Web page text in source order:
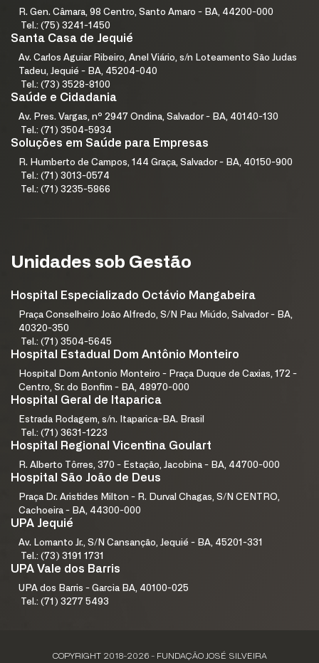
R. Gen. Câmara, 98 Centro, Santo Amaro - BA, 44200-000
Tel.: (75) 3241-1450
Santa Casa de Jequié
Av. Carlos Aguiar Ribeiro, Anel Viário, s/n Loteamento São Judas
Tadeu, Jequié - BA, 45204-040
Tel.: (73) 3528-8100
Saúde e Cidadania
Av. Pres. Vargas, nº 2947 Ondina, Salvador - BA, 40140-130
Tel.: (71) 3504-5934
Soluções em Saúde para Empresas
R. Humberto de Campos, 144 Graça, Salvador - BA, 40150-900
Tel.: (71) 3013-0574
Tel.: (71) 3235-5866
Unidades sob Gestão
Hospital Especializado Octávio Mangabeira
Praça Conselheiro João Alfredo, S/N Pau Miúdo, Salvador - BA,
40320-350
Tel.: (71) 3504-5645
Hospital Estadual Dom Antônio Monteiro
Hospital Dom Antonio Monteiro - Praça Duque de Caxias, 172 -
Centro, Sr. do Bonfim - BA, 48970-000
Hospital Geral de Itaparica
Estrada Rodagem, s/n. Itaparica-BA. Brasil
Tel.: (71) 3631-1223
Hospital Regional Vicentina Goulart
R. Alberto Tôrres, 370 - Estação, Jacobina - BA, 44700-000
Hospital São João de Deus
Praça Dr. Aristides Milton - R. Durval Chagas, S/N CENTRO,
Cachoeira - BA, 44300-000
UPA Jequié
Av. Lomanto Jr., S/N Cansanção, Jequié - BA, 45201-331
Tel.: (73) 3191 1731
UPA Vale dos Barris
UPA dos Barris - Garcia BA, 40100-025
Tel.: (71) 3277 5493
COPYRIGHT 2018-2026 - FUNDAÇÃO JOSÉ SILVEIRA